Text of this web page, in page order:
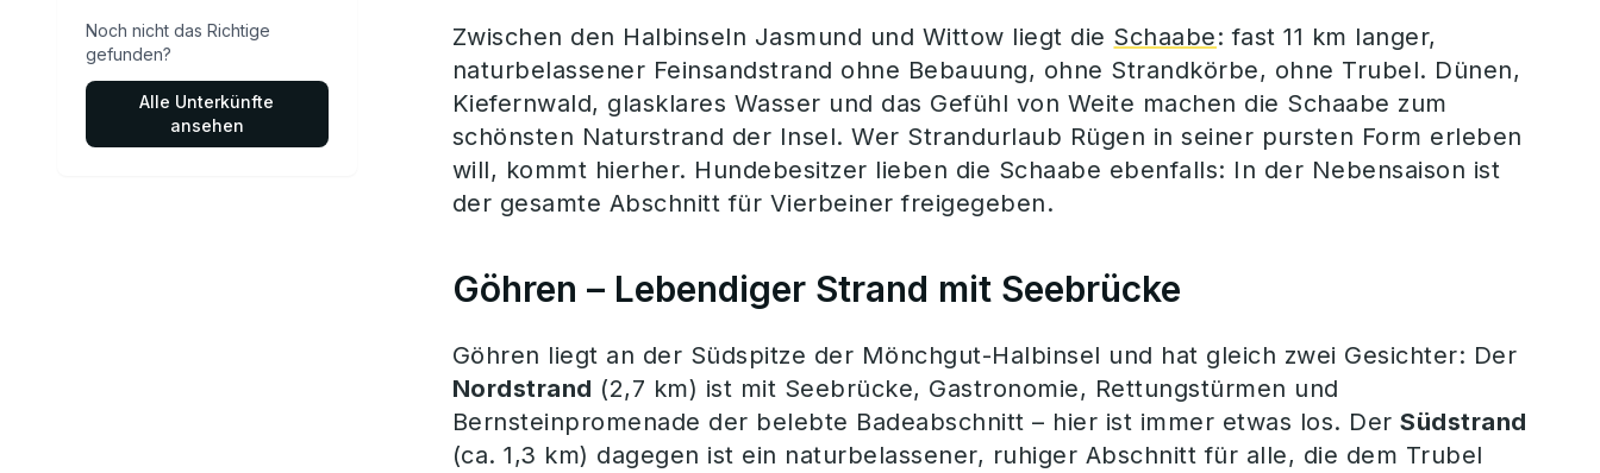
Noch nicht das Richtige
gefunden?
Alle Unterkünfte
ansehen
Zwischen den Halbinseln Jasmund und Wittow liegt die Schaabe: fast 11 km langer,
naturbelassener Feinsandstrand ohne Bebauung, ohne Strandkörbe, ohne Trubel. Dünen,
Kiefernwald, glasklares Wasser und das Gefühl von Weite machen die Schaabe zum
schönsten Naturstrand der Insel. Wer Strandurlaub Rügen in seiner pursten Form erleben
will, kommt hierher. Hundebesitzer lieben die Schaabe ebenfalls: In der Nebensaison ist
der gesamte Abschnitt für Vierbeiner freigegeben.
Göhren – Lebendiger Strand mit Seebrücke
Göhren liegt an der Südspitze der Mönchgut-Halbinsel und hat gleich zwei Gesichter: Der
Nordstrand (2,7 km) ist mit Seebrücke, Gastronomie, Rettungstürmen und
Bernsteinpromenade der belebte Badeabschnitt – hier ist immer etwas los. DerSüdstrand
(ca. 1,3 km) dagegen ist ein naturbelassener, ruhiger Abschnitt für alle, die dem Trubel